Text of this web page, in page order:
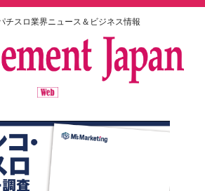
チスロ業界ニュース＆ビジネス情報